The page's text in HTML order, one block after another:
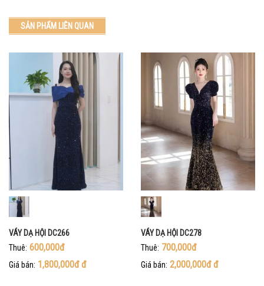
SẢN PHẨM LIÊN QUAN
VÁY DẠ HỘI DC266
Thuê: 600,000đ
Giá bán: 1,800,000đđ
VÁY DẠ HỘI DC278
Thuê: 700,000đ
Giá bán: 2,000,000đđ